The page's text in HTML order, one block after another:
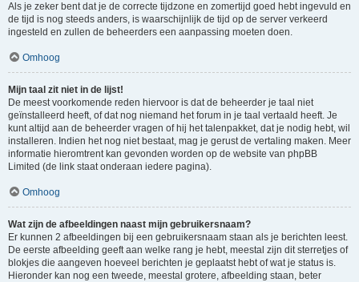
Als je zeker bent dat je de correcte tijdzone en zomertijd goed hebt ingevuld en
de tijd is nog steeds anders, is waarschijnlijk de tijd op de server verkeerd
ingesteld en zullen de beheerders een aanpassing moeten doen.
Omhoog
Mijn taal zit niet in de lijst!
De meest voorkomende reden hiervoor is dat de beheerder je taal niet
geïnstalleerd heeft, of dat nog niemand het forum in je taal vertaald heeft. Je
kunt altijd aan de beheerder vragen of hij het talenpakket, dat je nodig hebt, wil
installeren. Indien het nog niet bestaat, mag je gerust de vertaling maken. Meer
informatie hieromtrent kan gevonden worden op de website van phpBB
Limited (de link staat onderaan iedere pagina).
Omhoog
Wat zijn de afbeeldingen naast mijn gebruikersnaam?
Er kunnen 2 afbeeldingen bij een gebruikersnaam staan als je berichten leest.
De eerste afbeelding geeft aan welke rang je hebt, meestal zijn dit sterretjes of
blokjes die aangeven hoeveel berichten je geplaatst hebt of wat je status is.
Hieronder kan nog een tweede, meestal grotere, afbeelding staan, beter